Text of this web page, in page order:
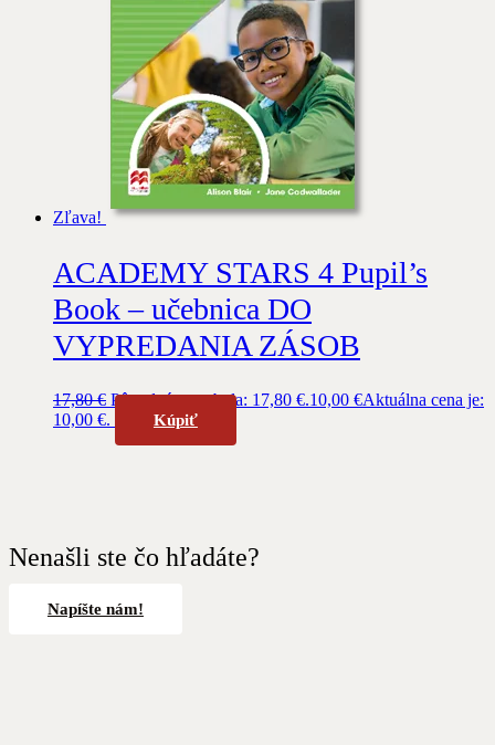
Zľava!
ACADEMY STARS 4 Pupil’s
Book – učebnica DO
VYPREDANIA ZÁSOB
17,80€ Pôvodná cena bola: 17,80 €.10,00 €Aktuálna cena je:
10,00 €.
Kúpiť
Nenašli ste čo hľadáte?
Napíšte nám!